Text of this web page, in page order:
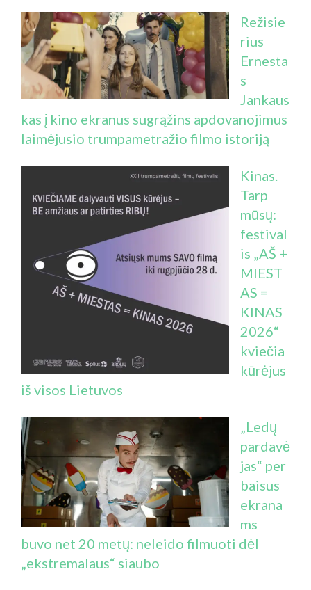
Režisie
rius
Ernesta
s
Jankaus
kas į kino ekranus sugrąžins apdovanojimus
laimėjusio trumpametražio filmo istoriją
Kinas.
Tarp
mūsų:
festival
is „AŠ +
MIEST
AS =
KINAS
2026“
kviečia
kūrėjus
iš visos Lietuvos
„Ledų
pardavė
jas“ per
baisus
ekrana
ms
buvo net 20 metų: neleido filmuoti dėl
„ekstremalaus“ siaubo